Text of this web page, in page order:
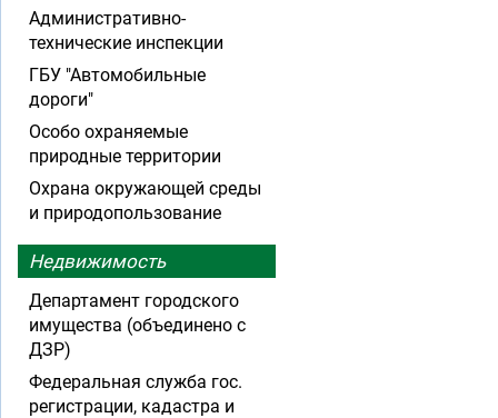
Административно-
технические инспекции
ГБУ "Автомобильные
дороги"
Особо охраняемые
природные территории
Охрана окружающей среды
и природопользование
Недвижимость
Департамент городского
имущества (объединено с
ДЗР)
Федеральная служба гос.
регистрации, кадастра и